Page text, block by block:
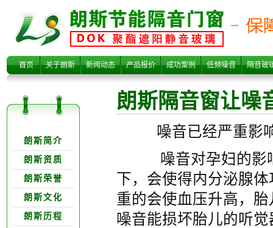
朗斯隔音窗让噪
音离您而去
首页 关于朗斯 新闻动态 产品报价 成功案例 低频噪音 隔音玻
朗斯隔音窗让噪
噪音已经严重影响
噪音对孕妇的影响
下，会使得内分泌腺
重的会使血压升高，
噪音能损坏胎儿的听
朗斯简介
朗斯资质
朗斯荣誉
朗斯文化
朗斯历程